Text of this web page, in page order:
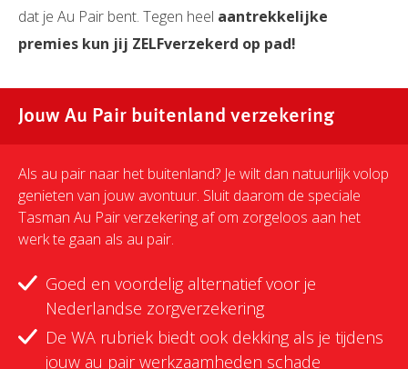
dat je Au Pair bent. Tegen heel aantrekkelijke
premies kun jij ZELFverzekerd op pad!
Jouw Au Pair buitenland verzekering
Als au pair naar het buitenland? Je wilt dan natuurlijk volop
genieten van jouw avontuur. Sluit daarom de speciale
Tasman Au Pair verzekering af om zorgeloos aan het
werk te gaan als au pair.
Goed en voordelig alternatief voor je
Nederlandse zorgverzekering
De WA rubriek biedt ook dekking als je tijdens
jouw au pair werkzaamheden schade